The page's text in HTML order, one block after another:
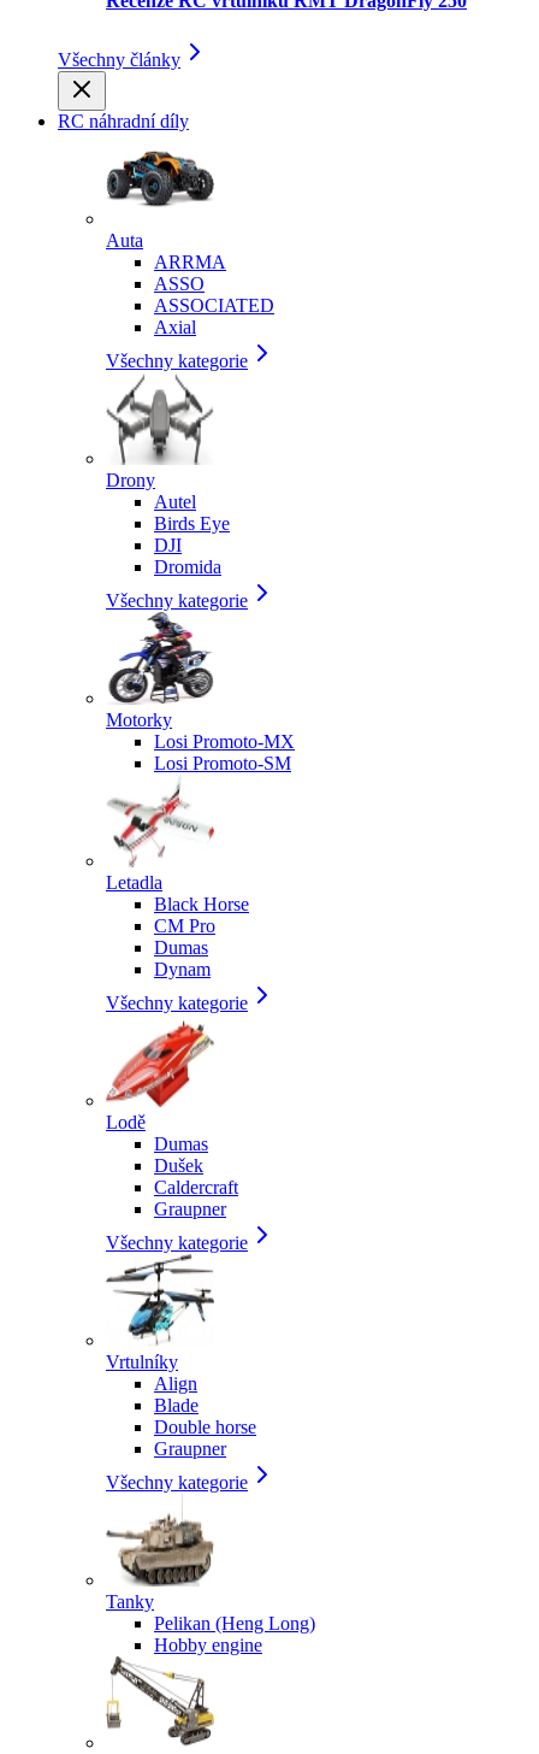
Všechny články
RC náhradní díly
Auta
ARRMA
ASSO
ASSOCIATED
Axial
Všechny kategorie
Drony
Autel
Birds Eye
DJI
Dromida
Všechny kategorie
Motorky
Losi Promoto-MX
Losi Promoto-SM
Letadla
Black Horse
CM Pro
Dumas
Dynam
Všechny kategorie
Lodě
Dumas
Dušek
Caldercraft
Graupner
Všechny kategorie
Vrtulníky
Align
Blade
Double horse
Graupner
Všechny kategorie
Tanky
Pelikan (Heng Long)
Hobby engine